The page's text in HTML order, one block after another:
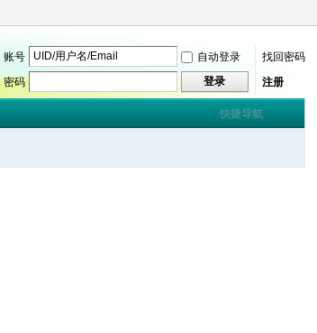
账号 自动登录
找回密码
密码
登录 注册
快捷导航